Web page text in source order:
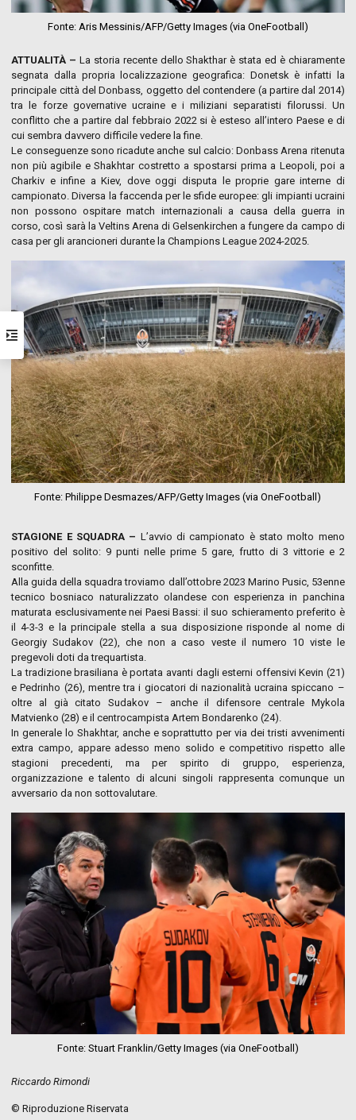
Fonte: Aris Messinis/AFP/Getty Images (via OneFootball)
ATTUALITÀ – La storia recente dello Shakthar è stata ed è chiaramente
segnata dalla propria localizzazione geografica: Donetsk è infatti la
principale città del Donbass, oggetto del contendere (a partire dal 2014)
tra le forze governative ucraine e i miliziani separatisti filorussi. Un
conflitto che a partire dal febbraio 2022 si è esteso all’intero Paese e di
cui sembra davvero difficile vedere la fine.
Le conseguenze sono ricadute anche sul calcio: Donbass Arena ritenuta
non più agibile e Shakhtar costretto a spostarsi prima a Leopoli, poi a
Charkiv e infine a Kiev, dove oggi disputa le proprie gare interne di
campionato. Diversa la faccenda per le sfide europee: gli impianti ucraini
non possono ospitare match internazionali a causa della guerra in
corso, così sarà la Veltins Arena di Gelsenkirchen a fungere da campo di
casa per gli arancioneri durante la Champions League 2024-2025.
Fonte: Philippe Desmazes/AFP/Getty Images (via OneFootball)
STAGIONE E SQUADRA – L’avvio di campionato è stato molto meno
positivo del solito: 9 punti nelle prime 5 gare, frutto di 3 vittorie e 2
sconfitte.
Alla guida della squadra troviamo dall’ottobre 2023 Marino Pusic, 53enne
tecnico bosniaco naturalizzato olandese con esperienza in panchina
maturata esclusivamente nei Paesi Bassi: il suo schieramento preferito è
il 4-3-3 e la principale stella a sua disposizione risponde al nome di
Georgiy Sudakov (22), che non a caso veste il numero 10 viste le
pregevoli doti da trequartista.
La tradizione brasiliana è portata avanti dagli esterni offensivi Kevin (21)
e Pedrinho (26), mentre tra i giocatori di nazionalità ucraina spiccano –
oltre al già citato Sudakov – anche il difensore centrale Mykola
Matvienko (28) e il centrocampista Artem Bondarenko (24).
In generale lo Shakhtar, anche e soprattutto per via dei tristi avvenimenti
extra campo, appare adesso meno solido e competitivo rispetto alle
stagioni precedenti, ma per spirito di gruppo, esperienza,
organizzazione e talento di alcuni singoli rappresenta comunque un
avversario da non sottovalutare.
Fonte: Stuart Franklin/Getty Images (via OneFootball)
Riccardo Rimondi
© Riproduzione Riservata